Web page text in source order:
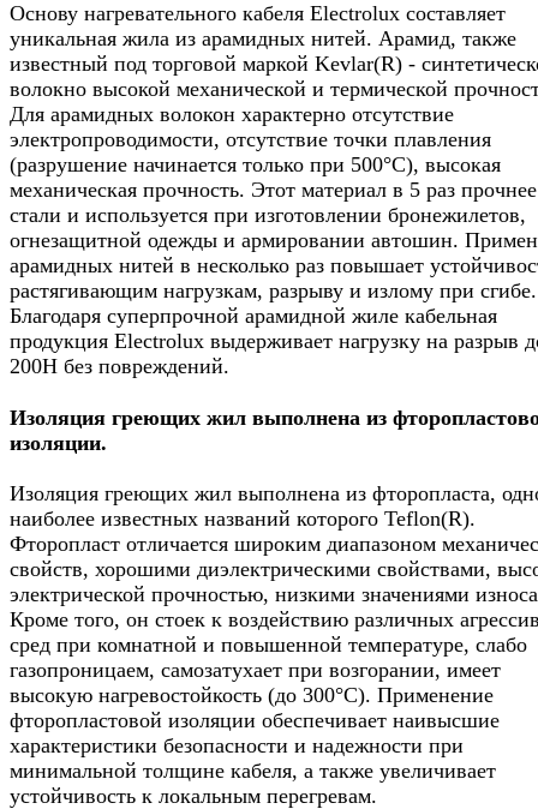
Основу нагревательного кабеля Electrolux составляет
уникальная жила из арамидных нитей. Арамид, также
известный под торговой маркой Kevlar(R) -
волокно высокой механической и термической
Для арамидных волокон характерно отсутствие
электропроводимости, отсутствие точки плавления
(разрушение начинается только при 500°С), высокая
механическая прочность. Этот материал в 5 раз прочнее
стали и используется при изготовлении бронежилетов,
огнезащитной одежды и армировании автошин.
арамидных нитей в несколько раз повышает
растягивающим нагрузкам, разрыву и излому при сгибе.
Благодаря суперпрочной арамидной жиле кабельная
продукция Electrolux выдерживает нагрузку на разрыв
200Н без повреждений.
Изоляция греющих жил выполнена из
изоляции.
Изоляция греющих жил выполнена из фторопласта,
наиболее известных названий которого Teflon(R).
Фторопласт отличается широким диапазоном
свойств, хорошими диэлектрическими свойствами,
электрической прочностью, низкими значениями
Кроме того, он стоек к воздействию различных
сред при комнатной и повышенной температуре, слабо
газопроницаем, самозатухает при возгорании, имеет
высокую нагревостойкость (до 300°С). Применение
фторопластовой изоляции обеспечивает наивысшие
характеристики безопасности и надежности при
минимальной толщине кабеля, а также увеличивает
устойчивость к локальным перегревам.